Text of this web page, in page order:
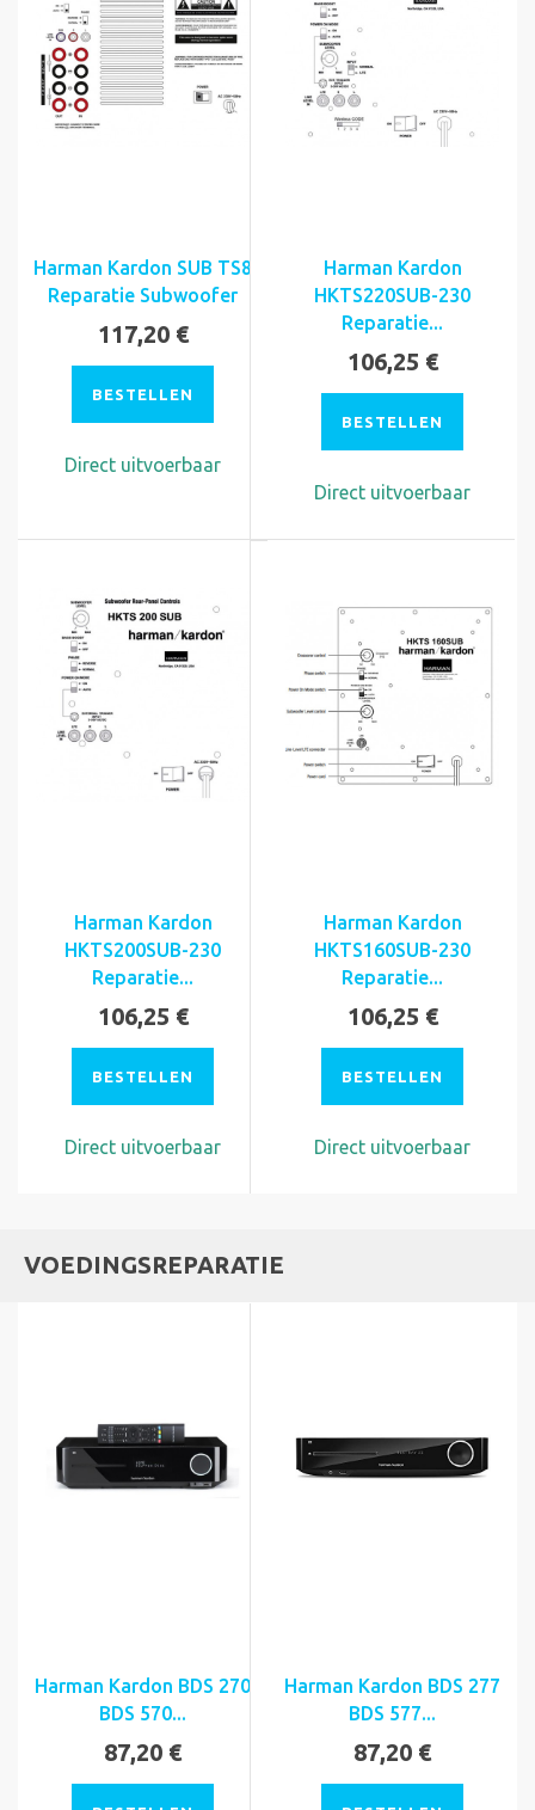
Harman Kardon SUB TS8
Reparatie Subwoofer
117,20 €
BESTELLEN
Direct uitvoerbaar
Harman Kardon
HKTS220SUB-230
Reparatie...
106,25 €
BESTELLEN
Direct uitvoerbaar
Harman Kardon
HKTS200SUB-230
Reparatie...
106,25 €
BESTELLEN
Direct uitvoerbaar
Harman Kardon
HKTS160SUB-230
Reparatie...
106,25 €
BESTELLEN
Direct uitvoerbaar
VOEDINGSREPARATIE
Harman Kardon BDS 270
BDS 570...
87,20 €
Harman Kardon BDS 277
BDS 577...
87,20 €